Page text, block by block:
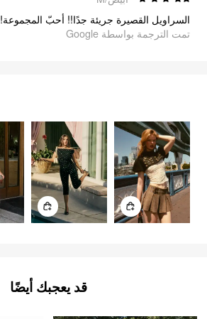
السراويل القصيرة جريئة جدًا!! أحبّ المجموعة!
تمت الترجمة بواسطة Google
قد يعجبك أيضًا